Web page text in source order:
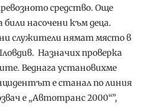
средство. Още
били насочени към деца.
служители нямат място в
Назначих проверка
Веднага установихме
е станал по линия
е „Автотранс 2000“”,